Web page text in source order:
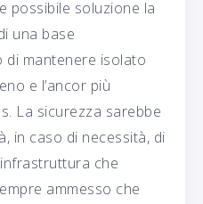
possibile soluzione la
una base
di mantenere isolato
e l’ancor più
La sicurezza sarebbe
in caso di necessità, di
che
ammesso che